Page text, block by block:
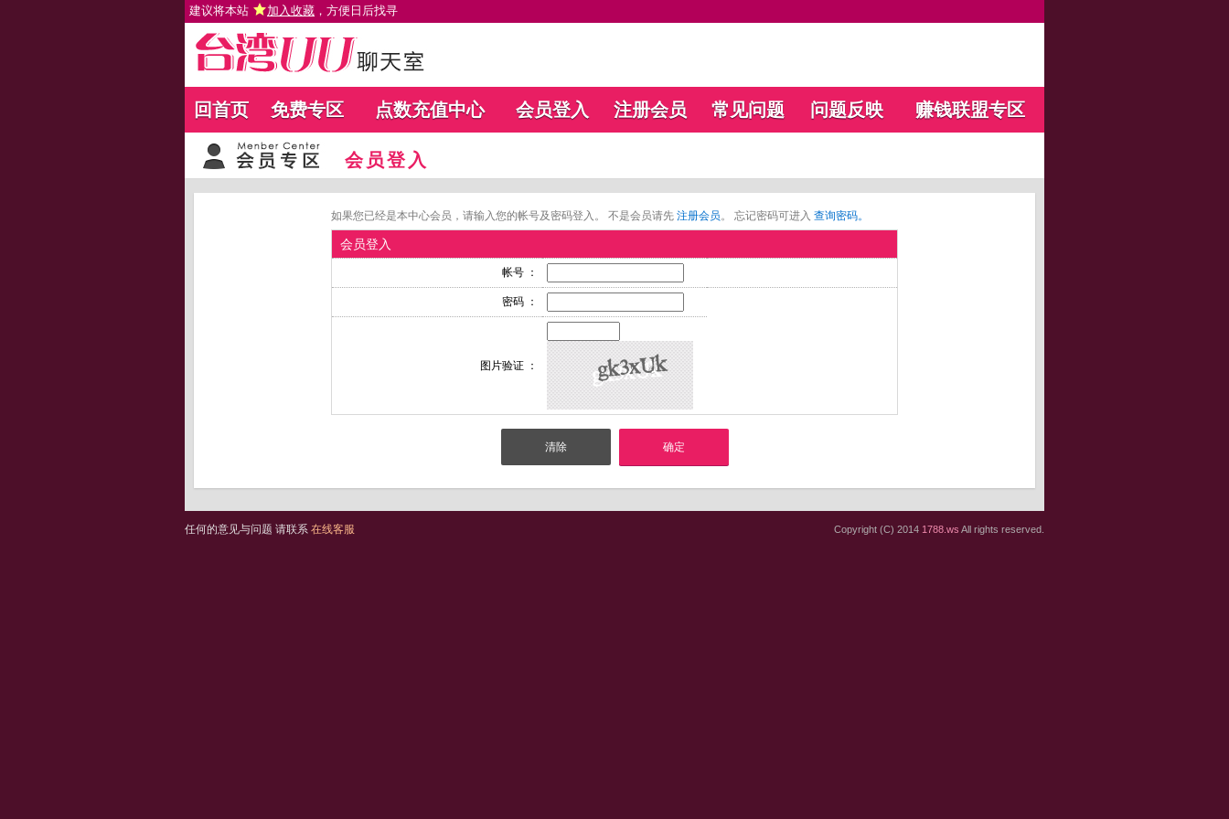
建议将本站 加入收藏 ，方便日后找寻
回首页 免费专区 点数充值中心 会员登入 注册会员 常见问题 问题反映 赚钱联盟专区
会员登入
如果您已经是本中心会员，请输入您的帐号及密码登入。 不是会员请先 注册会员。 忘记密码可进入 查询密码。
会员登入
帐号 ：
密码 ：
图片验证 ：
任何的意见与问题 请联系 在线客服 Copyright (C) 2014 1788.ws All rights reserved.